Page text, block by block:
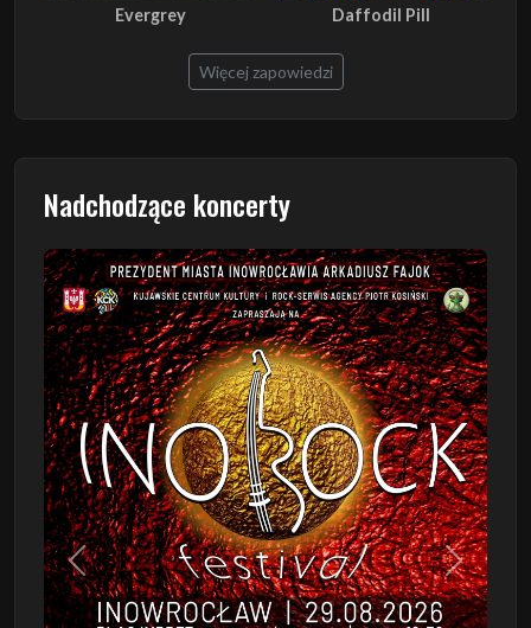
Evergrey Daffodil Pill
Więcej zapowiedzi
Nadchodzące koncerty
Poprzedni Następny